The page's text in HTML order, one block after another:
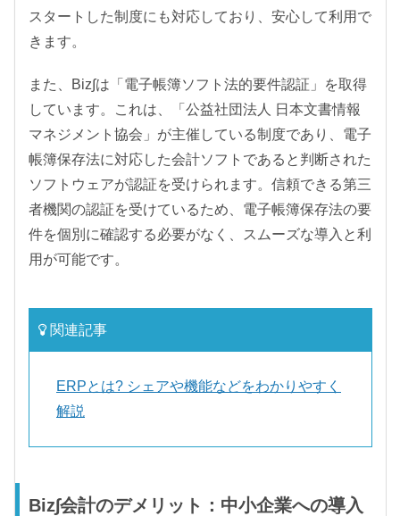
スタートした制度にも対応しており、安心して利用で
きます。
また、Biz∫は「電子帳簿ソフト法的要件認証」を取得
しています。これは、「公益社団法人 日本文書情報
マネジメント協会」が主催している制度であり、電子
帳簿保存法に対応した会計ソフトであると判断された
ソフトウェアが認証を受けられます。信頼できる第三
者機関の認証を受けているため、電子帳簿保存法の要
件を個別に確認する必要がなく、スムーズな導入と利
用が可能です。
関連記事
ERPとは? シェアや機能などをわかりやすく
解説
Biz∫会計のデメリット：中小企業への導入